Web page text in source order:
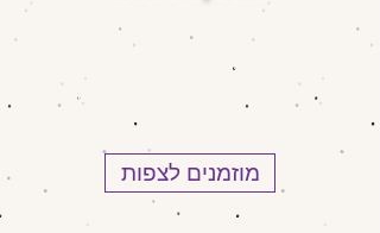
אנו גאים מאוד בשלל הקונצרטים
לחשוף את המוזיקה היהודית למגוון
קהלים בכל הגילאים.
מוזמנים לצפות